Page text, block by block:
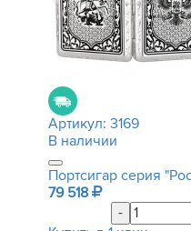
Артикул: 3169
В наличии
Портсигар серия
79 518
-